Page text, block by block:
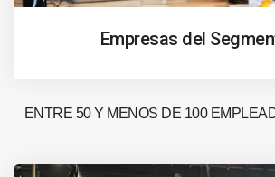
Empresas del
ENTRE 50 Y MENOS DE 100